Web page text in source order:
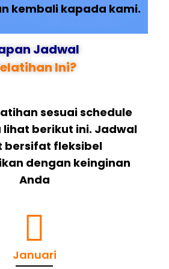
kembali kapada kami.
Jadwal
Ini?
sesuai schedule
berikut ini. Jadwal
bersifat fleksibel
dengan keinginan
Anda
Januari